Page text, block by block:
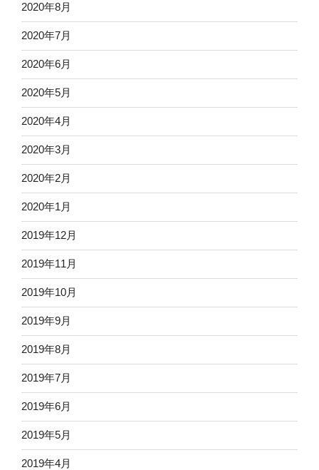
2020年8月
2020年7月
2020年6月
2020年5月
2020年4月
2020年3月
2020年2月
2020年1月
2019年12月
2019年11月
2019年10月
2019年9月
2019年8月
2019年7月
2019年6月
2019年5月
2019年4月